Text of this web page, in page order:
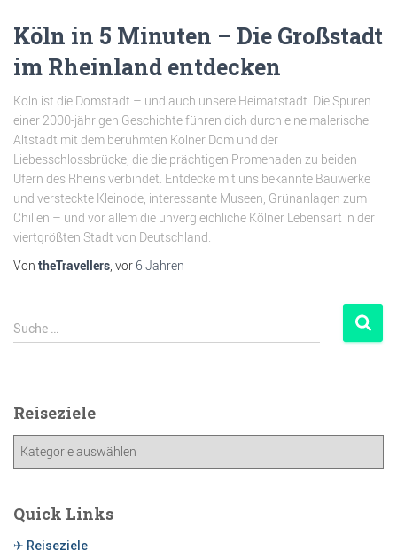
Köln in 5 Minuten – Die Großstadt
im Rheinland entdecken
Köln ist die Domstadt – und auch unsere Heimatstadt. Die Spuren
einer 2000-jährigen Geschichte führen dich durch eine malerische
Altstadt mit dem berühmten Kölner Dom und der
Liebesschlossbrücke, die die prächtigen Promenaden zu beiden
Ufern des Rheins verbindet. Entdecke mit uns bekannte Bauwerke
und versteckte Kleinode, interessante Museen, Grünanlagen zum
Chillen – und vor allem die unvergleichliche Kölner Lebensart in der
viertgrößten Stadt von Deutschland.
Von theTravellers , vor 6 Jahren
Suche …
Reiseziele
Quick Links
✈ Reiseziele